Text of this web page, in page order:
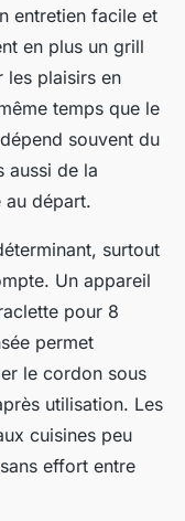
entretien facile et
en plus un grill
les plaisirs en
temps que le
souvent du
aussi de la
départ.
surtout
Un appareil
pour 8
permet
le cordon sous
utilisation. Les
cuisines peu
effort entre